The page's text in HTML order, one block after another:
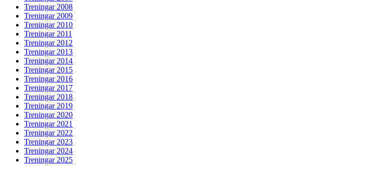
Treningar 2008
Treningar 2009
Treningar 2010
Treningar 2011
Treningar 2012
Treningar 2013
Treningar 2014
Treningar 2015
Treningar 2016
Treningar 2017
Treningar 2018
Treningar 2019
Treningar 2020
Treningar 2021
Treningar 2022
Treningar 2023
Treningar 2024
Treningar 2025